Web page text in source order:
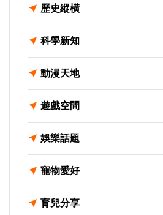
歷史縱橫
科學新知
動漫天地
遊戲空間
娛樂話題
寵物愛好
育兒分享